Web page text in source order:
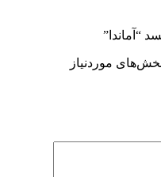
“آماندا”
موردنیاز